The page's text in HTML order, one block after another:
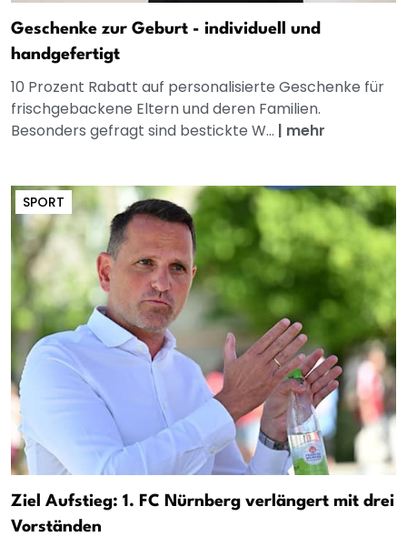
Geschenke zur Geburt - individuell und
handgefertigt
10 Prozent Rabatt auf personalisierte Geschenke für
frischgebackene Eltern und deren Familien.
Besonders gefragt sind bestickte W... | mehr
SPORT
Ziel Aufstieg: 1. FC Nürnberg verlängert mit drei
Vorständen